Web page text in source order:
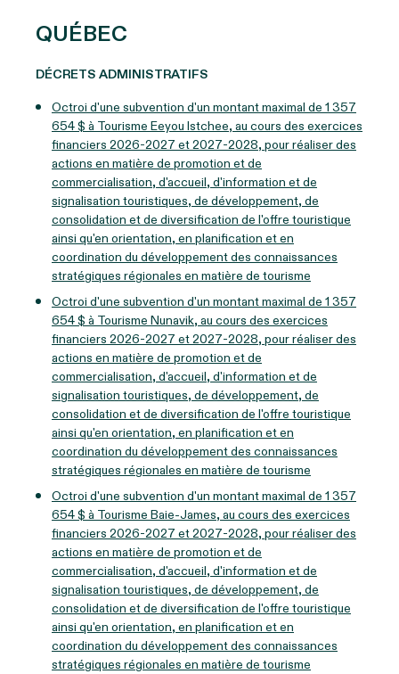
QUÉBEC
DÉCRETS ADMINISTRATIFS
Octroi d'une subvention d'un montant maximal de 1 357
654 $ à Tourisme Eeyou Istchee, au cours des exercices
financiers 2026-2027 et 2027-2028, pour réaliser des
actions en matière de promotion et de
commercialisation, d'accueil, d'information et de
signalisation touristiques, de développement, de
consolidation et de diversification de l'offre touristique
ainsi qu'en orientation, en planification et en
coordination du développement des connaissances
stratégiques régionales en matière de tourisme
Octroi d'une subvention d'un montant maximal de 1 357
654 $ à Tourisme Nunavik, au cours des exercices
financiers 2026-2027 et 2027-2028, pour réaliser des
actions en matière de promotion et de
commercialisation, d'accueil, d'information et de
signalisation touristiques, de développement, de
consolidation et de diversification de l'offre touristique
ainsi qu'en orientation, en planification et en
coordination du développement des connaissances
stratégiques régionales en matière de tourisme
Octroi d'une subvention d'un montant maximal de 1 357
654 $ à Tourisme Baie-James, au cours des exercices
financiers 2026-2027 et 2027-2028, pour réaliser des
actions en matière de promotion et de
commercialisation, d'accueil, d'information et de
signalisation touristiques, de développement, de
consolidation et de diversification de l'offre touristique
ainsi qu'en orientation, en planification et en
coordination du développement des connaissances
stratégiques régionales en matière de tourisme